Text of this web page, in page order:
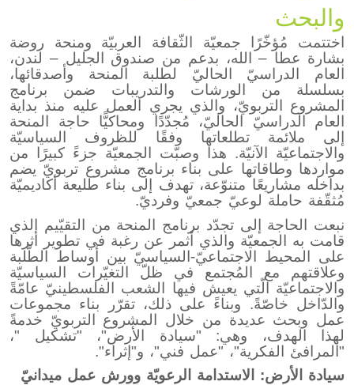
والبحث
اختتمت مُؤخّرًا جمعيّة الثّقافة العربيّة ومنحة روضة
بشارة عطا – الله، بدعم من صندوق الجليل – لندن،
العام الدراسيّ الحاليّ لطلبة المنحة وأصدقائها،
بسلسلة من الورشات والتدريبات ضمن برنامج
المشروع التربويّ، والذي يجري العمل عليه منذ بداية
العام الدراسيّ الحاليّ، مُجدّدًا ومحاكيًّا حاجة المنحة
إلى ملائمة تطلعاتها وفقًا للظروف السياسيّة
والاجتماعيّة الآنيّة. هذا وصبّت الجمعيّة جزءً كبيرًا من
مواردها وطاقاتها على بناء برنامج مشروع تربويّ يضم
بداخله مشاريعًا متنوّعة، تهدف إلى بناء طليعة أكاديميّة
مُثقّفة حاملة لوعيّ جمعيّ وفرديّ.
نبعت الحاجة إلى تجدّد برنامج المنحة من التقيّيم الذي
قامت به الجمعيّة والذي أثمر عن رغبة في تطوير أثرها
على المحيط الاجتماعيّ-السياسيّ بين أوساط الطّلبة
وعلاقتهم مع المُجتمع في ظلّ التغيّرات السياسيّة
والاجتماعيّة الّتي يعيش فيها الشعب الفلسطينيّ عامّةً
والدّاخل خاصّةً. وبناءً على ذلك، تقرّر بناء مجموعات
عمل وبحث عديدة من خلال المشروع التربويّ خدمةً
لهذا الهدف، وهي: "سيادة الأرض"، "تشكيل "،
"المرافئ الفكرية"، "عمل فني"، و"إثراء".
سيادة الأرض: الاستدامة الرعويّة وورش عمل ميدانيّ